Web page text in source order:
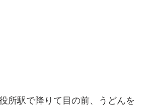
所駅で降りて目の前、うどんを